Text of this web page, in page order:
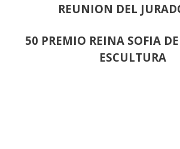
REUNION DEL
50 PREMIO REINA SOFIA
ESCULTURA